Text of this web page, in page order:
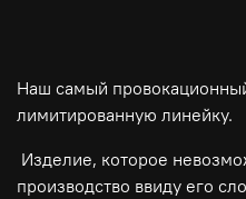
Наш самый
лимитированную линейку.
Изделие, которое
производство ввиду его